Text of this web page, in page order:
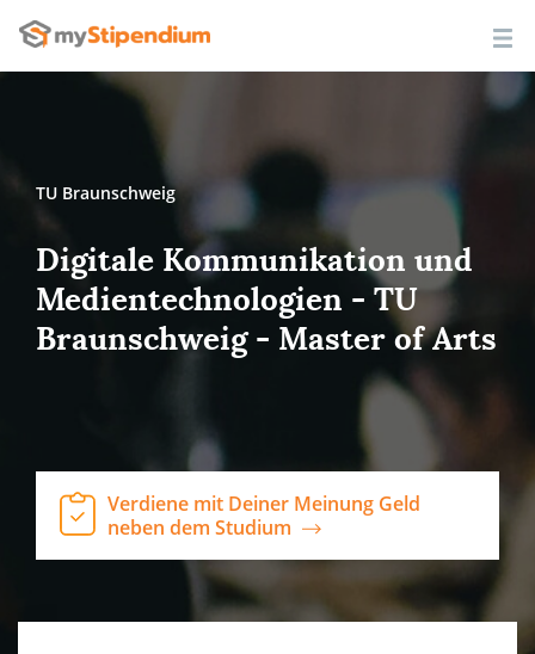
TU Braunschweig
Digitale Kommunikation und
Medientechnologien - TU
Braunschweig - Master of Arts
Verdiene mit Deiner Meinung Geld
neben dem Studium